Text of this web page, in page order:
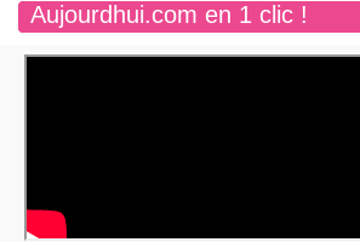
Aujourdhui.com en 1 clic !